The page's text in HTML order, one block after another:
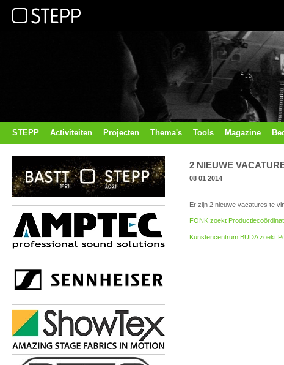
STEPP Activiteiten Projecten Thema's Tools Magazine
2 NIEUWE
08 01 2014
Er zijn 2 nieuwe vacatures te
FONK zoekt
Kunstencentrum BUDA zoekt